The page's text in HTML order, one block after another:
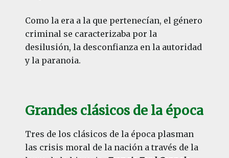
Como la era a la que pertenecían, el género
criminal se caracterizaba por la
desilusión, la desconfianza en la autoridad
y la paranoia.
Grandes clásicos de la época
Tres de los clásicos de la época plasman
las crisis moral de la nación a través de la